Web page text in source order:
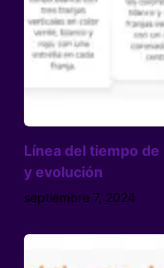
Línea del tiempo
y evolución
septiembre 7, 2024